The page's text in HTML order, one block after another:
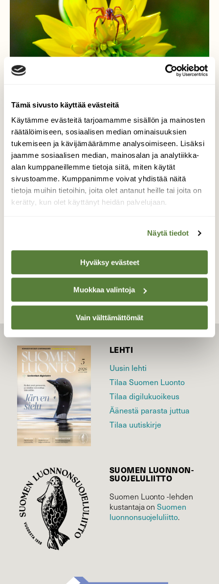
Tämä sivusto käyttää evästeitä
Käytämme evästeitä tarjoamamme sisällön ja mainosten
räätälöimiseen, sosiaalisen median ominaisuuksien
tukemiseen ja kävijämäärämme analysoimiseen. Lisäksi
jaamme sosiaalisen median, mainosalan ja analytiikka-
alan kumppaneillemme tietoja siitä, miten käytät
sivustoamme. Kumppanimme voivat yhdistää näitä
tietoja muihin tietoihin, joita olet antanut heille tai joita on
kerätty, kun olet käyttänyt heidän palvelujaan.
Näytä tiedot
Hyväksy evästeet
Muokkaa valintoja
Vain välttämättömät
Utelias hämähäkki...
Kuva otettu vuonna 2017 syyskuun lopulla
mökin puutarhasta.
Valokuvaaja: Vesa Hiltunen, Nilsiä Lastukoski
TAKAISIN LISTAAN
LEHTI
Uusin lehti
Tilaa Suomen Luonto
Tilaa digilukuoikeus
Äänestä parasta juttua
Tilaa uutiskirje
SUOMEN LUONNON­
SUOJELU­LIITTO
Suomen Luonto -lehden
kustantaja onSuomen
luonnonsuojelu­liitto.